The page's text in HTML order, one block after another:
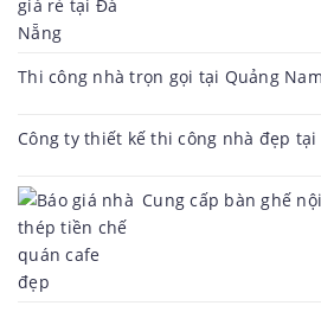
Thi công nhà trọn gọi tại Quảng Nam
Công ty thiết kế thi công nhà đẹp tại
Cung cấp bàn ghế